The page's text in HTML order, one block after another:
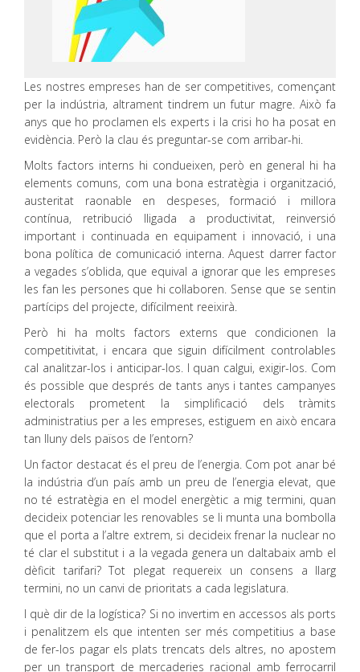
Les nostres empreses han de ser competitives, començant
per la indústria, altrament tindrem un futur magre. Això fa
anys que ho proclamen els experts i la crisi ho ha posat en
evidència. Però la clau és preguntar-se com arribar-hi.
Molts factors interns hi condueixen, però en general hi ha
elements comuns, com una bona estratègia i organització,
austeritat raonable en despeses, formació i millora
contínua, retribució lligada a productivitat, reinversió
important i continuada en equipament i innovació, i una
bona política de comunicació interna. Aquest darrer factor
a vegades s’oblida, que equival a ignorar que les empreses
les fan les persones que hi col·laboren. Sense que se sentin
partícips del projecte, difícilment reeixirà.
Però hi ha molts factors externs que condicionen la
competitivitat, i encara que siguin difícilment controlables
cal analitzar-los i anticipar-los. I quan calgui, exigir-los. Com
és possible que després de tants anys i tantes campanyes
electorals prometent la simplificació dels tràmits
administratius per a les empreses, estiguem en això encara
tan lluny dels països de l’entorn?
Un factor destacat és el preu de l’energia. Com pot anar bé
la indústria d’un país amb un preu de l’energia elevat, que
no té estratègia en el model energètic a mig termini, quan
decideix potenciar les renovables se li munta una bombolla
que el porta a l’altre extrem, si decideix frenar la nuclear no
té clar el substitut i a la vegada genera un daltabaix amb el
dèficit tarifari? Tot plegat requereix un consens a llarg
termini, no un canvi de prioritats a cada legislatura.
I què dir de la logística? Si no invertim en accessos als ports
i penalitzem els que intenten ser més competitius a base
de fer-los pagar els plats trencats dels altres, no apostem
per un transport de mercaderies racional amb ferrocarril